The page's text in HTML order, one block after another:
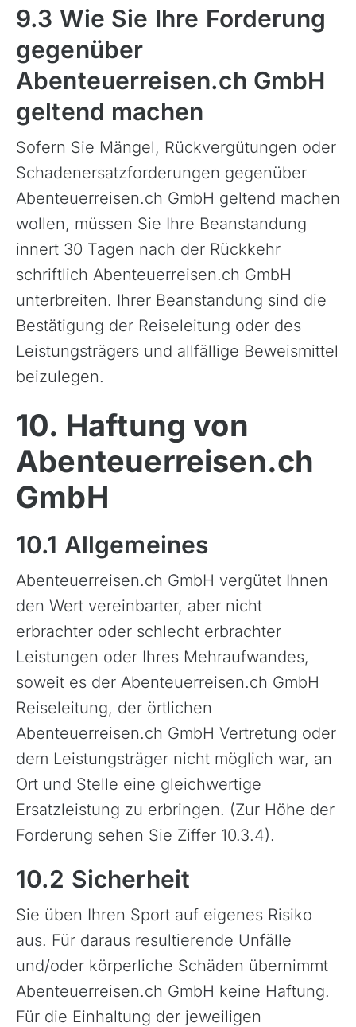
9.3 Wie Sie Ihre Forderung
gegenüber
Abenteuerreisen.ch GmbH
geltend machen
Sofern Sie Mängel, Rückvergütungen oder
Schadenersatzforderungen gegenüber
Abenteuerreisen.ch GmbH geltend machen
wollen, müssen Sie Ihre Beanstandung
innert 30 Tagen nach der Rückkehr
schriftlich Abenteuerreisen.ch GmbH
unterbreiten. Ihrer Beanstandung sind die
Bestätigung der Reiseleitung oder des
Leistungsträgers und allfällige Beweismittel
beizulegen.
10. Haftung von
Abenteuerreisen.ch
GmbH
10.1 Allgemeines
Abenteuerreisen.ch GmbH vergütet Ihnen
den Wert vereinbarter, aber nicht
erbrachter oder schlecht erbrachter
Leistungen oder Ihres Mehraufwandes,
soweit es der Abenteuerreisen.ch GmbH
Reiseleitung, der örtlichen
Abenteuerreisen.ch GmbH Vertretung oder
dem Leistungsträger nicht möglich war, an
Ort und Stelle eine gleichwertige
Ersatzleistung zu erbringen. (Zur Höhe der
Forderung sehen Sie Ziffer 10.3.4).
10.2 Sicherheit
Sie üben Ihren Sport auf eigenes Risiko
aus. Für daraus resultierende Unfälle
und/oder körperliche Schäden übernimmt
Abenteuerreisen.ch GmbH keine Haftung.
Für die Einhaltung der jeweiligen